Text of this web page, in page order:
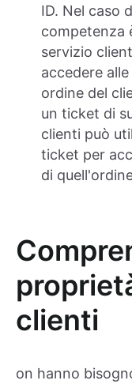
ID. Nel caso
competenza
servizio
accedere
ordine del
un ticket di
clienti può
ticket per
di
clienti
on hanno